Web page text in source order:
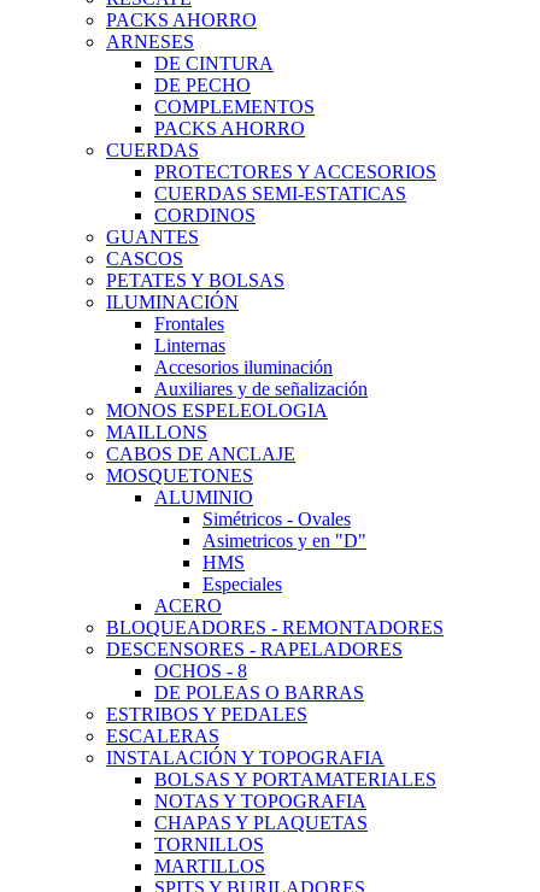
PACKS AHORRO
ARNESES
DE CINTURA
DE PECHO
COMPLEMENTOS
PACKS AHORRO
CUERDAS
PROTECTORES Y ACCESORIOS
CUERDAS SEMI-ESTATICAS
CORDINOS
GUANTES
CASCOS
PETATES Y BOLSAS
ILUMINACIÓN
Frontales
Linternas
Accesorios iluminación
Auxiliares y de señalización
MONOS ESPELEOLOGIA
MAILLONS
CABOS DE ANCLAJE
MOSQUETONES
ALUMINIO
Simétricos - Ovales
Asimetricos y en "D"
HMS
Especiales
ACERO
BLOQUEADORES - REMONTADORES
DESCENSORES - RAPELADORES
OCHOS - 8
DE POLEAS O BARRAS
ESTRIBOS Y PEDALES
ESCALERAS
INSTALACIÓN Y TOPOGRAFIA
BOLSAS Y PORTAMATERIALES
NOTAS Y TOPOGRAFIA
CHAPAS Y PLAQUETAS
TORNILLOS
MARTILLOS
SPITS Y BURILADORES